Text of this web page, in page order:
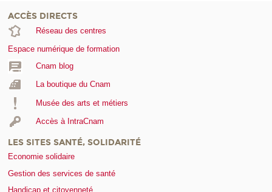
ACCÈS DIRECTS
Réseau des centres
Espace numérique de formation
Cnam blog
La boutique du Cnam
Musée des arts et métiers
Accès à IntraCnam
LES SITES SANTÉ, SOLIDARITÉ
Economie solidaire
Gestion des services de santé
Handicap et citoyenneté